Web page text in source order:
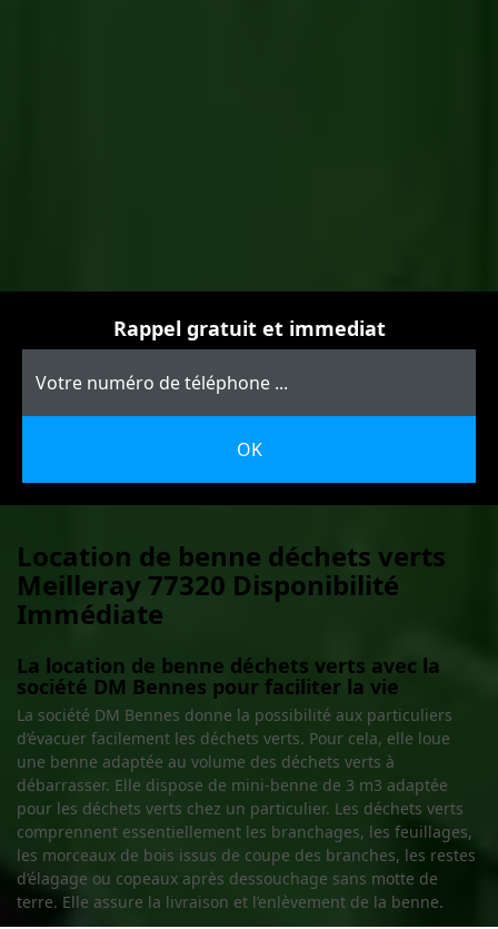
Rappel gratuit et immediat
Location de benne déchets verts
Meilleray 77320 Disponibilité
Immédiate
La location de benne déchets verts avec la
société DM Bennes pour faciliter la vie
La société DM Bennes donne la possibilité aux particuliers
d’évacuer facilement les déchets verts. Pour cela, elle loue
une benne adaptée au volume des déchets verts à
débarrasser. Elle dispose de mini-benne de 3 m3 adaptée
pour les déchets verts chez un particulier. Les déchets verts
comprennent essentiellement les branchages, les feuillages,
les morceaux de bois issus de coupe des branches, les restes
d’élagage ou copeaux après dessouchage sans motte de
terre. Elle assure la livraison et l’enlèvement de la benne.